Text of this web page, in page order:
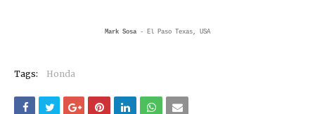
Mark Sosa - El Paso Texas, USA
Tags: Honda